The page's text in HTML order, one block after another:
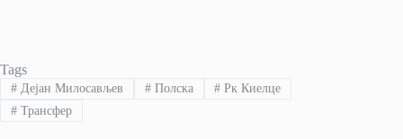
Tags
#Дејан Милосављев #Полска # Рк Киелце
#Трансфер